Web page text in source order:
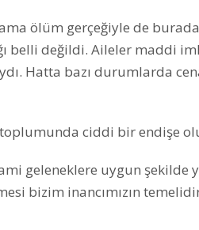
ölüm gerçeğiyle de
belli değildi. Aileler maddi
Hatta bazı durumlarda
ciddi bir endişe
geleneklere uygun şekilde
bizim inancımızın